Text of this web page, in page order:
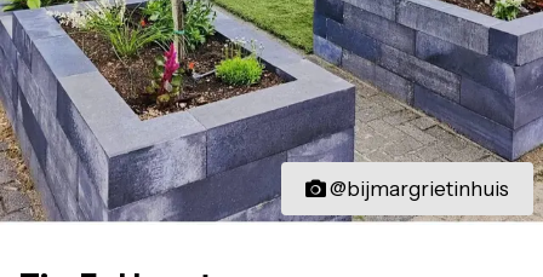
@bijmargrietinhuis